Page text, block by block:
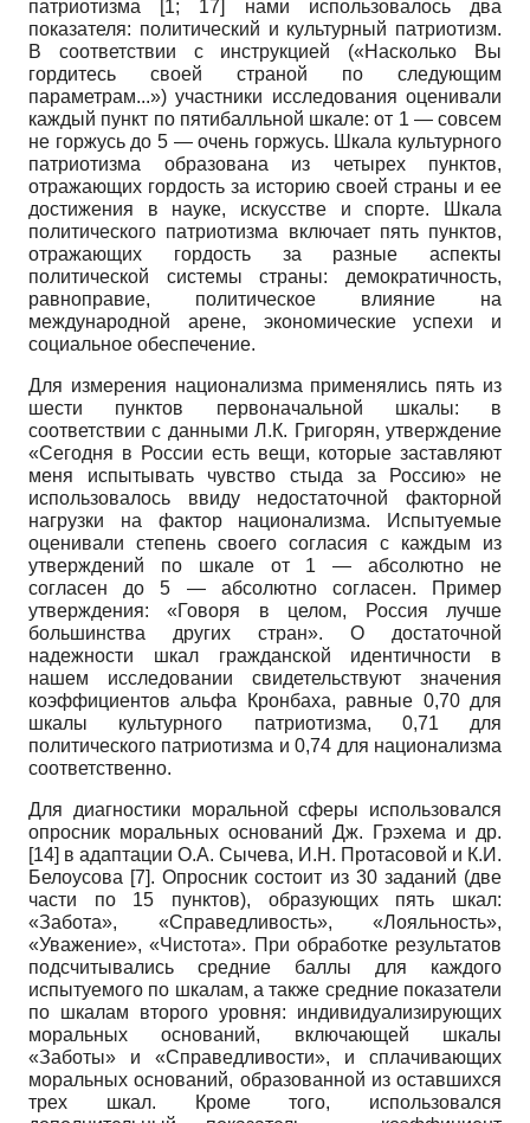
патриотизма
[1; 17]
нами использовалось два
показателя: политический и культурный патриотизм.
В соответствии с инструкцией («Насколько Вы
гордитесь своей страной по следующим
параметрам...») участники исследования оценивали
каждый пункт по пятибалльной шкале: от 1 — совсем
не горжусь до 5 — очень горжусь. Шкала культурного
патриотизма образована из четырех пунктов,
отражающих гордость за историю своей страны и ее
достижения в науке, искусстве и спорте. Шкала
политического патриотизма включает пять пунктов,
отражающих гордость за разные аспекты
политической системы страны: демократичность,
равноправие, политическое влияние на
международной арене, экономические успехи и
социальное обеспечение.
Для измерения национализма применялись пять из
шести пунктов первоначальной шкалы: в
соответствии с данными Л.К. Григорян, утверждение
«Сегодня в России есть вещи, которые заставляют
меня испытывать чувство стыда за Россию» не
использовалось ввиду недостаточной факторной
нагрузки на фактор национализма. Испытуемые
оценивали степень своего согласия с каждым из
утверждений по шкале от 1 — абсолютно не
согласен до 5 — абсолютно согласен. Пример
утверждения: «Говоря в целом, Россия лучше
большинства других стран». О достаточной
надежности шкал гражданской идентичности в
нашем исследовании свидетельствуют значения
коэффициентов альфа Кронбаха, равные 0,70 для
шкалы культурного патриотизма, 0,71 для
политического патриотизма и 0,74 для национализма
соответственно.
Для диагностики моральной сферы использовался
опросник моральных оснований Дж. Грэхема и др.
[14] в адаптации О.А. Сычева, И.Н. Протасовой и К.И.
Белоусова [7]. Опросник состоит из 30 заданий (две
части по 15 пунктов), образующих пять шкал:
«Забота», «Справедливость», «Лояльность»,
«Уважение», «Чистота». При обработке результатов
подсчитывались средние баллы для каждого
испытуемого по шкалам, а также средние показатели
по шкалам второго уровня: индивидуализирующих
моральных оснований, включающей шкалы
«Заботы» и «Справедливости», и сплачивающих
моральных оснований, образованной из оставшихся
трех шкал. Кроме того, использовался